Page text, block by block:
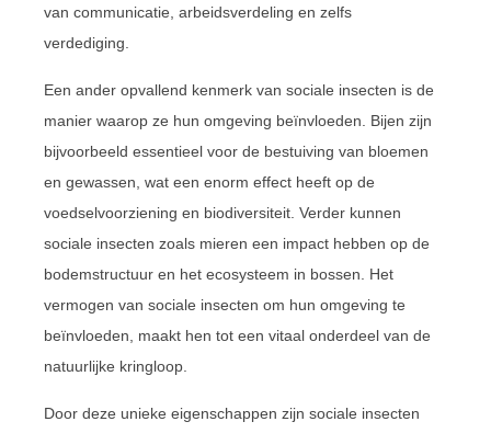
van communicatie, arbeidsverdeling en zelfs
verdediging.
Een ander opvallend kenmerk van sociale insecten is de
manier waarop ze hun omgeving beïnvloeden. Bijen zijn
bijvoorbeeld essentieel voor de bestuiving van bloemen
en gewassen, wat een enorm effect heeft op de
voedselvoorziening en biodiversiteit. Verder kunnen
sociale insecten zoals mieren een impact hebben op de
bodemstructuur en het ecosysteem in bossen. Het
vermogen van sociale insecten om hun omgeving te
beïnvloeden, maakt hen tot een vitaal onderdeel van de
natuurlijke kringloop.
Door deze unieke eigenschappen zijn sociale insecten